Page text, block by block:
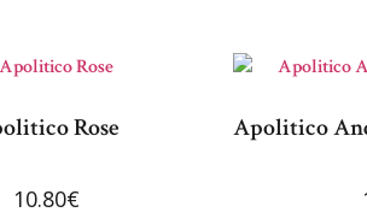
Rose
10.80€
Apolitico